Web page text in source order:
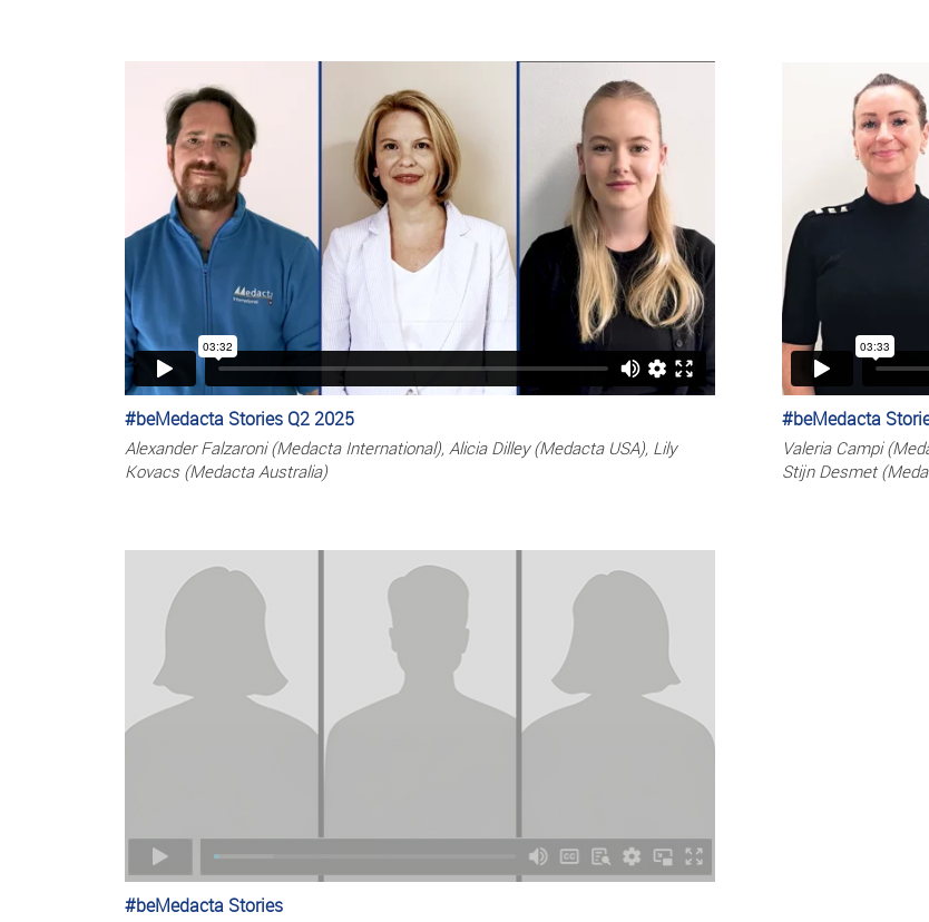
#beMedacta Stories Q2 2025
Alexander Falzaroni (Medacta International), Alicia Dilley (Medacta USA), Lily
Kovacs (Medacta Australia)
#beMedacta
Valeria Campi
Stijn Desmet
#beMedacta Stories